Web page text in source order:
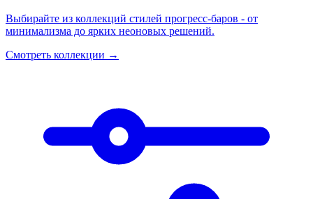
Выбирайте из коллекций стилей прогресс-баров - от
минимализма до ярких неоновых решений.
Смотреть коллекции →